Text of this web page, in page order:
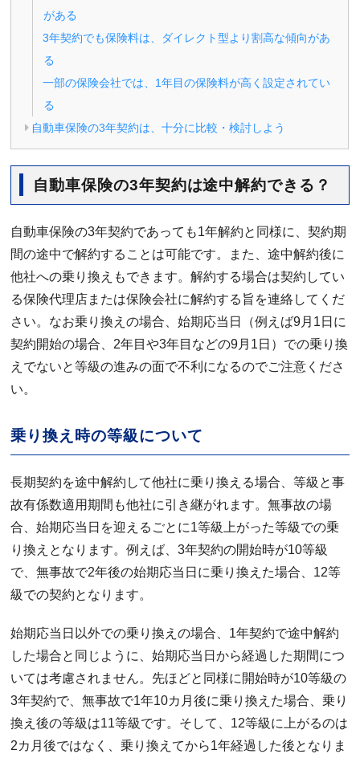
がある
3年契約でも保険料は、ダイレクト型より割高な傾向があ
る
一部の保険会社では、1年目の保険料が高く設定されてい
る
自動車保険の3年契約は、十分に比較・検討しよう
自動車保険の3年契約は途中解約できる？
自動車保険の3年契約であっても1年解約と同様に、契約期
間の途中で解約することは可能です。また、途中解約後に
他社への乗り換えもできます。解約する場合は契約してい
る保険代理店または保険会社に解約する旨を連絡してくだ
さい。なお乗り換えの場合、始期応当日（例えば9月1日に
契約開始の場合、2年目や3年目などの9月1日）での乗り換
えでないと等級の進みの面で不利になるのでご注意くださ
い。
乗り換え時の等級について
長期契約を途中解約して他社に乗り換える場合、等級と事
故有係数適用期間も他社に引き継がれます。無事故の場
合、始期応当日を迎えるごとに1等級上がった等級での乗
り換えとなります。例えば、3年契約の開始時が10等級
で、無事故で2年後の始期応当日に乗り換えた場合、12等
級での契約となります。
始期応当日以外での乗り換えの場合、1年契約で途中解約
した場合と同じように、始期応当日から経過した期間につ
いては考慮されません。先ほどと同様に開始時が10等級の
3年契約で、無事故で1年10カ月後に乗り換えた場合、乗り
換え後の等級は11等級です。そして、12等級に上がるのは
2カ月後ではなく、乗り換えてから1年経過した後となりま